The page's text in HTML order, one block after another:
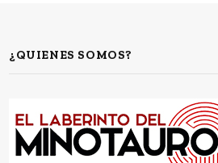
¿QUIENES SOMOS?